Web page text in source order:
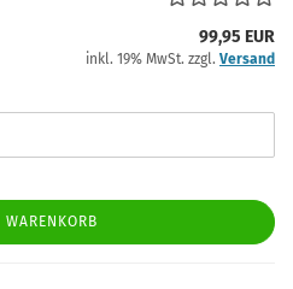
99,95 EUR
inkl. 19% MwSt. zzgl. Versand
WARENKORB